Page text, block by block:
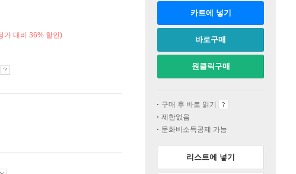
가 대비 36% 할인)
카트에 넣기
바로구매
원클릭구매
구매 후 바로 읽기
제한없음
문화비소득공제 가능
리스트에 넣기